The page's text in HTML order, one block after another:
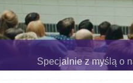
Specjalnie z myślą o